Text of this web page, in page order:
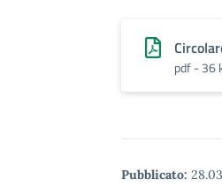
pdf - 36
Pubblicato: